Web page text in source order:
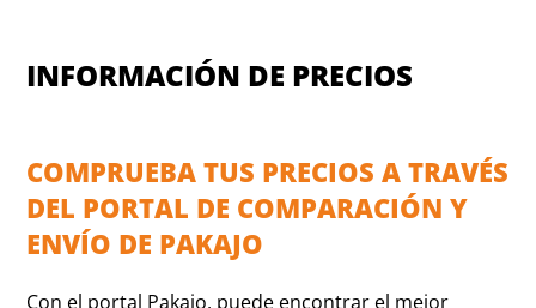
INFORMACIÓN DE PRECIOS
COMPRUEBA TUS PRECIOS A TRAVÉS
DEL PORTAL DE COMPARACIÓN Y
ENVÍO DE PAKAJO
Con el portal Pakajo, puede encontrar el mejor